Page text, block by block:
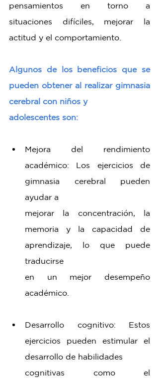
pensamientos en torno a
situaciones difíciles, mejorar la
actitud y el comportamiento.
Algunos de los beneficios que se
pueden obtener al realizar gimnasia
cerebral con niños y
adolescentes son:
Mejora del rendimiento
académico: Los ejercicios de
gimnasia cerebral pueden
ayudar a
mejorar la concentración, la
memoria y la capacidad de
aprendizaje, lo que puede
traducirse
en un mejor desempeño
académico.
Desarrollo cognitivo: Estos
ejercicios pueden estimular el
desarrollo de habilidades
cognitivas como el